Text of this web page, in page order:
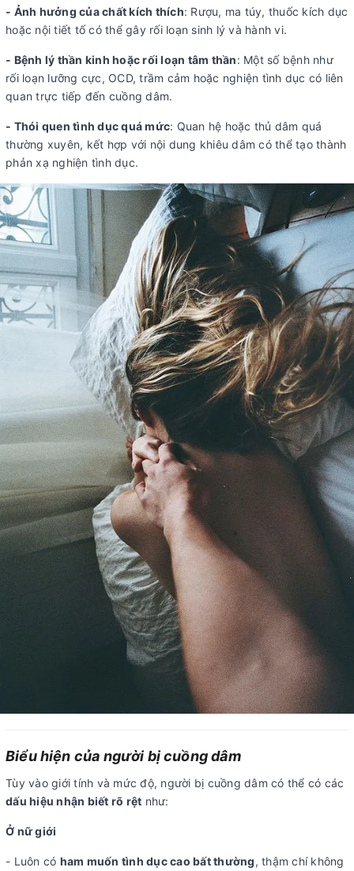
- Ảnh hưởng của chất kích thích: Rượu, ma túy, thuốc kích dục
hoặc nội tiết tố có thể gây rối loạn sinh lý và hành vi.
- Bệnh lý thần kinh hoặc rối loạn tâm thần: Một số bệnh như
rối loạn lưỡng cực, OCD, trầm cảm hoặc nghiện tình dục có liên
quan trực tiếp đến cuồng dâm.
- Thói quen tình dục quá mức: Quan hệ hoặc thủ dâm quá
thường xuyên, kết hợp với nội dung khiêu dâm có thể tạo thành
phản xạ nghiện tình dục.
Biểu hiện của người bị cuồng dâm
Tùy vào giới tính và mức độ, người bị cuồng dâm có thể có các
dấu hiệu nhận biết rõ rệt như:
Ở nữ giới
- Luôn có ham muốn tình dục cao bất thường, thậm chí không